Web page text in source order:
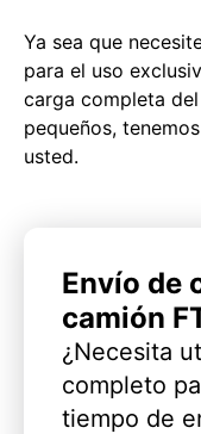
Ya sea que
para el uso
carga completa
pequeños,
usted.
Envío de
camión
¿Necesita
completo
tiempo de